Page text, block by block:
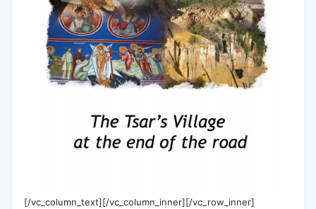
[/vc_column_text][/vc_column_inner][/vc_row_inner]